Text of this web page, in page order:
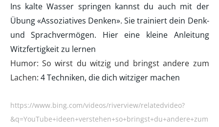
Ins kalte Wasser springen kannst du auch mit der
Übung «Assoziatives Denken». Sie trainiert dein Denk-
und Sprachvermögen. Hier eine kleine Anleitung
Witzfertigkeit zu lernen
Humor: So wirst du witzig und bringst andere zum
Lachen: 4 Techniken, die dich witziger machen
https://www.bing.com/videos/riverview/relatedvideo?
&q=YouTube+ideen+verstehen+so+bringst+du+andere+zum